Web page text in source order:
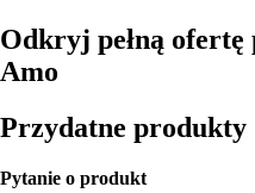
Odkryj pełną
Amo
Przydatne produkty
Pytanie o produkt